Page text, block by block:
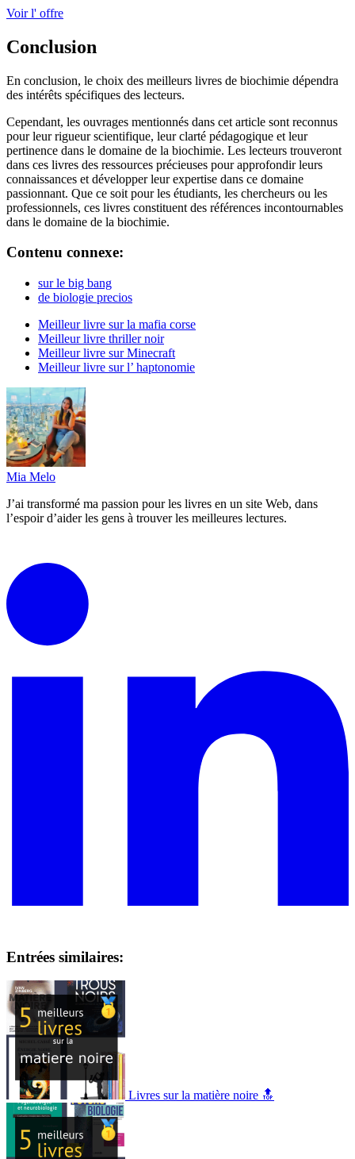
Voir l' offre
Conclusion
En conclusion, le choix des meilleurs livres de biochimie dépendra
des intérêts spécifiques des lecteurs.
Cependant, les ouvrages mentionnés dans cet article sont reconnus
pour leur rigueur scientifique, leur clarté pédagogique et leur
pertinence dans le domaine de la biochimie. Les lecteurs trouveront
dans ces livres des ressources précieuses pour approfondir leurs
connaissances et développer leur expertise dans ce domaine
passionnant. Que ce soit pour les étudiants, les chercheurs ou les
professionnels, ces livres constituent des références incontournables
dans le domaine de la biochimie.
Contenu connexe:
sur le big bang
de biologie precios
Meilleur livre sur la mafia corse
Meilleur livre thriller noir
Meilleur livre sur Minecraft
Meilleur livre sur l’ haptonomie
Mia Melo
J’ai transformé ma passion pour les livres en un site Web, dans
l’espoir d’aider les gens à trouver les meilleures lectures.
Entrées similaires:
Livres sur la matière noire 🔝